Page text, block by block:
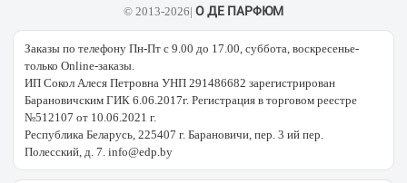
© 2013-2026| О ДЕ ПАРФЮМ
Заказы по телефону Пн-Пт с 9.00 до 17.00, суббота, воскресенье-
только Online-заказы.
ИП Сокол Алеся Петровна УНП 291486682 зарегистрирован
Барановичским ГИК 6.06.2017г. Регистрация в торговом реестре
№512107 от 10.06.2021 г.
Республика Беларусь, 225407 г. Барановичи, пер. 3 ий пер.
Полесский, д. 7. info@edp.by